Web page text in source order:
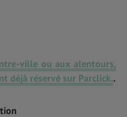
ville ou aux alentours,
déjà réservé sur Parclick..